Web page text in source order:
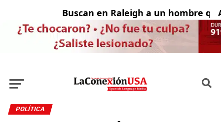
Buscan en Raleigh a un hombre
POLÍTICA